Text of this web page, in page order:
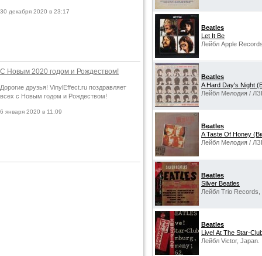
30 декабря 2020 в 23:17
С Новым 2020 годом и Рождеством!
Дорогие друзья! VinylEffect.ru поздравляет
всех с Новым годом и Рождеством!
6 января 2020 в 11:09
Beatles
Let It Be
Лейбл Apple
Beatles
A Hard Day's Night
Лейбл Мелодия /
Beatles
A Taste Of Honey
Лейбл Мелодия /
Beatles
Silver Beatles
Лейбл Trio Records,
Beatles
Live! At The Star-
Лейбл Victor, Japan.